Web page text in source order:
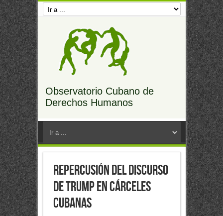
Observatorio Cubano de
Derechos Humanos
Repercusión del discurso
de Trump en cárceles
cubanas